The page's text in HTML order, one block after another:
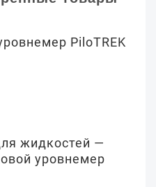
PiloTREK
жидкостей —
уровнемер